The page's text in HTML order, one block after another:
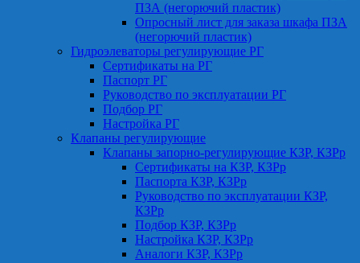
ПЗА (негорючий пластик)
Опросный лист для заказа шкафа ПЗА
(негорючий пластик)
Гидроэлеваторы регулирующие РГ
Сертификаты на РГ
Паспорт РГ
Руководство по эксплуатации РГ
Подбор РГ
Настройка РГ
Клапаны регулирующие
Клапаны запорно-регулирующие КЗР, КЗРр
Сертификаты на КЗР, КЗРр
Паспорта КЗР, КЗРр
Руководство по эксплуатации КЗР,
КЗРр
Подбор КЗР, КЗРр
Настройка КЗР, КЗРр
Аналоги КЗР, КЗРр